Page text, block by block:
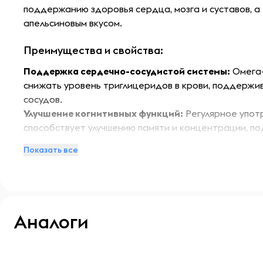
поддержанию здоровья сердца, мозга и суставов,
апельсиновым вкусом.
Преимущества и свойства:
Поддержка сердечно-сосудистой системы:
снижать уровень триглицеридов в крови,
сосудов.
Улучшение когнитивных функций: Регулярное
способствует улучшению памяти и концентрации,
воспалительные процессы в организме, что
Avicenna Омега-3 производится из
анчоусовые, скумбрия) и обогащен натуральным
Показать все
Аналоги